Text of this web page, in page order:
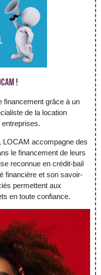
!
financement grâce à un
de la location
LOCAM accompagne des
le financement de leurs
reconnue en crédit-bail
financière et son savoir-
permettent aux
en toute confiance.